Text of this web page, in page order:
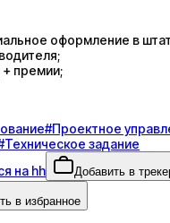
оформление в
премии;
#Проектное
Техническое задание
на hh
Добавить в
в избранное